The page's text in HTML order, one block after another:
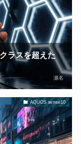
ラスを超えた
瀬名
AQUOS sense10